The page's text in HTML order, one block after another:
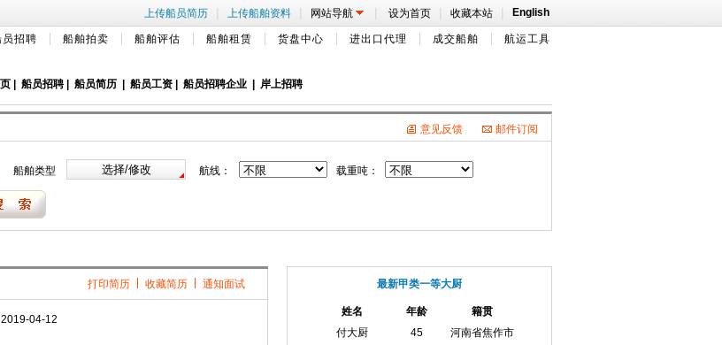
上传船员简历 | 上传船舶资料 | 网站导航 | 设为首页 | 收藏本站 | English
员招聘 船舶拍卖 船舶评估 船舶租赁 货盘中心 进出口代理 成交船舶 航运工具
船员招聘| 船员简历 船员工资 船员招聘企业 岸上招聘
意见反馈 邮件订阅
船舶类型 航线： 载重吨：
打印简历 收藏简历 通知面试
04-12
最新甲类一等大厨
姓名 年龄
籍贯
付大厨
45
河南省焦作市